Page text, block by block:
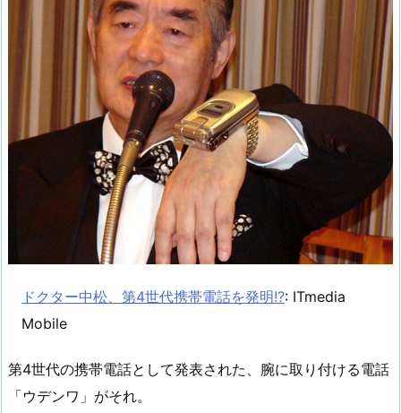
ドクター中松、第4世代携帯電話を発明!?: ITmedia
Mobile
第4世代の携帯電話として発表された、腕に取り付ける電話
「ウデンワ」がそれ。